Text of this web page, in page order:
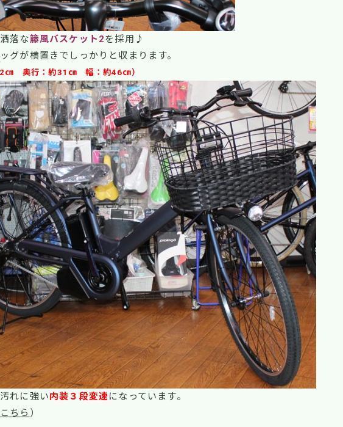
落な籐風バスケット2を採用♪
グが横置きでしっかりと収まります。
㎝ 奥行：約31㎝ 幅：約46㎝）
れに強い内装３段変速 になっています。
ちら ）